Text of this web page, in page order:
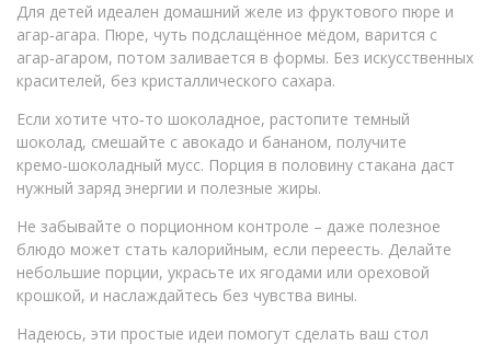
Для детей идеален домашний желе из фруктового пюре и
агар‑агара. Пюре, чуть подслащённое мёдом, варится с
агар‑агаром, потом заливается в формы. Без искусственных
красителей, без кристаллического сахара.
Если хотите что‑то шоколадное, растопите темный
шоколад, смешайте с авокадо и бананом, получите
кремо‑шоколадный мусс. Порция в половину стакана даст
нужный заряд энергии и полезные жиры.
Не забывайте о порционном контроле – даже полезное
блюдо может стать калорийным, если переесть. Делайте
небольшие порции, украсьте их ягодами или ореховой
крошкой, и наслаждайтесь без чувства вины.
Надеюсь, эти простые идеи помогут сделать ваш стол